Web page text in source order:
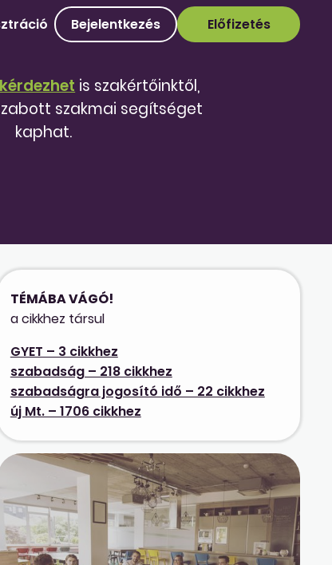
Bejelentkezés Előfizetés
kérdezhet is szakértőinktől,
szakmai segítséget
kaphat.
TÉMÁBA VÁGÓ!
a cikkhez társul
GYET – 3 cikkhez
szabadság – 218 cikkhez
szabadságra jogosító idő – 22 cikkhez
új Mt. – 1706 cikkhez